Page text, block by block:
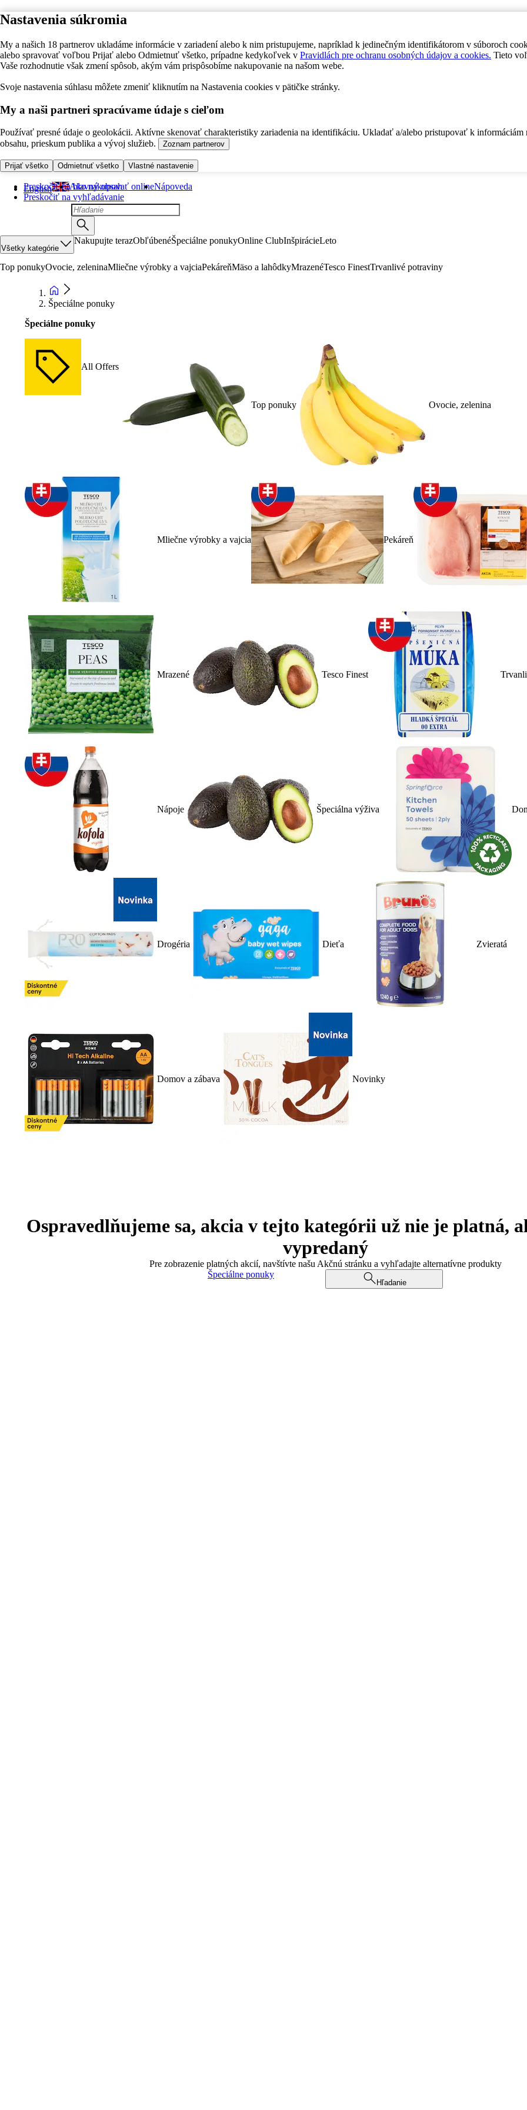
Nastavenia súkromia
My a našich 18 partnerov ukladáme informácie v zariadení alebo k nim pristupujeme, napríklad k jedinečným identifikátorom v súboroch
alebo spravovať voľbou Prijať alebo Odmietnuť všetko, prípadne kedykoľvek v Pravidlách pre ochranu osobných údajov a cookies. Tieto
Vaše rozhodnutie však zmení spôsob, akým vám prispôsobíme nakupovanie na našom webe.
Svoje nastavenia súhlasu môžete zmeniť kliknutím na Nastavenia cookies v pätičke stránky.
My a naši partneri spracúvame údaje s cieľom
Používať presné údaje o geolokácii. Aktívne skenovať charakteristiky zariadenia na identifikáciu. Ukladať a/alebo pristupovať k informáciám
obsahu, prieskum publika a vývoj služieb.
Zoznam partnerov
Prijať všetko Odmietnuť všetko Vlastné nastavenie
Preskočiť na hlavný obsah
Preskočiť na vyhľadávanie
English Ako nakupovať onlineNápoveda
Všetky kategórie
Nakupujte terazObľúbenéŠpeciálne ponukyOnline ClubInšpirácieLeto
Top ponukyOvocie, zeleninaMliečne výrobky a vajciaPekáreňMäso a lahôdkyMrazenéTesco FinestTrvanlivé potraviny
Špeciálne ponuky
Špeciálne ponuky
All Offers
Top ponuky Ovocie, zelenina
Mliečne výrobky a vajcia Pekáreň
Mrazené Tesco Finest
Nápoje Špeciálna výživa
Drogéria Dieťa Zvieratá
Domov a zábava Novinky
Ospravedlňujeme sa, akcia v tejto kategórii už nie je platná,
vypredaný
Pre zobrazenie platných akcií, navštívte našu Akčnú stránku a vyhľadajte alternatívne produkty
Špeciálne ponuky
Hľadanie